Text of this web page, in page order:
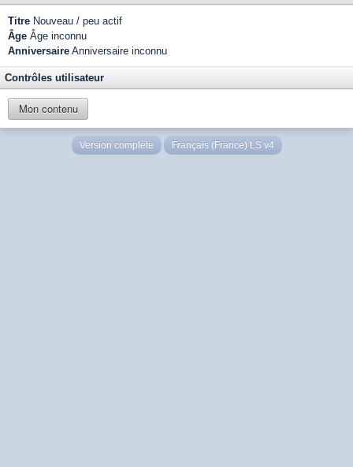
Titre Nouveau / peu actif
Âge Âge inconnu
Anniversaire Anniversaire inconnu
Contrôles utilisateur
Mon contenu
Version complète Français (France) LS v4